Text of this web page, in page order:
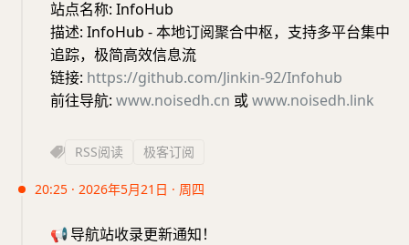
站点名称: InfoHub
描述: InfoHub - 本地订阅聚合中枢，支持多平台集中
追踪，极简高效信息流
链接: https://github.com/Jinkin-92/Infohub
前往导航: www.noisedh.cn 或www.noisedh.link
RSS阅读 极客订阅
20:25 · 2026年5月21日 · 周四
📢导航站收录更新通知！